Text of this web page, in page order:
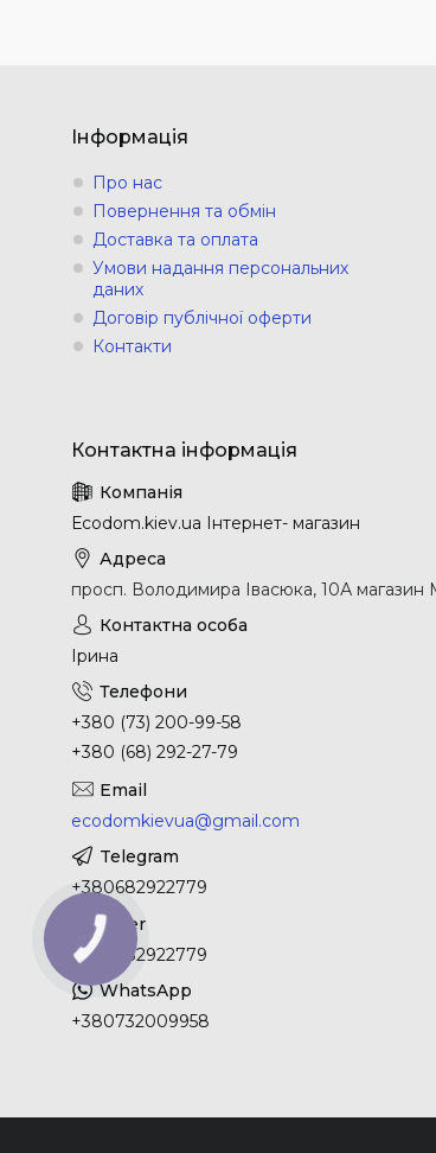
Інформація
Про нас
Повернення та обмін
Доставка та оплата
Умови надання персональних
даних
Договір публічної оферти
Контакти
Еcodom.kiev.ua Інтернет- магазин
просп. Володимира Івасюка, 10А магазин
Ірина
+380 (73) 200-99-58
+380 (68) 292-27-79
ecodomkievua@gmail.com
+380682922779
+380682922779
+380732009958
КНОПКА
ЗВ'ЯЗКУ